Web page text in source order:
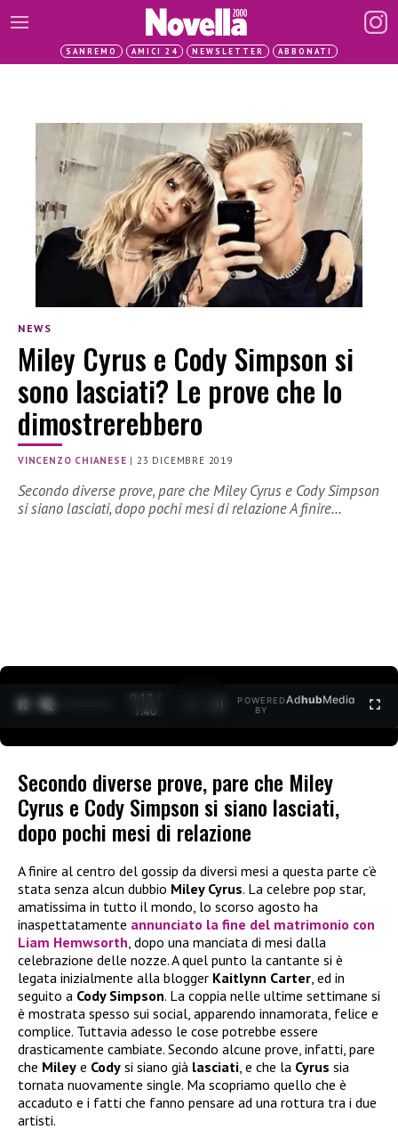
SANREMO AMICI 24 NEWSLETTER ABBONATI
NEWS
Miley Cyrus e Cody Simpson si
sono lasciati? Le prove che lo
dimostrerebbero
VINCENZO CHIANESE |23 DICEMBRE 2019
Secondo diverse prove, pare che Miley Cyrus e Cody Simpson
si siano lasciati, dopo pochi mesi di relazione A finire…
0:12 /
1:40
POWERED
BY
AdhubMedia
Secondo diverse prove, pare che Miley
Cyrus e Cody Simpson si siano lasciati,
dopo pochi mesi di relazione
A finire al centro del gossip da diversi mesi a questa parte c’è
stata senza alcun dubbio Miley Cyrus. La celebre pop star,
amatissima in tutto il mondo, lo scorso agosto ha
inaspettatamente annunciato la fine del matrimonio con
Liam Hemwsorth, dopo una manciata di mesi dalla
celebrazione delle nozze. A quel punto la cantante si è
legata inizialmente alla blogger Kaitlynn Carter, ed in
seguito a Cody Simpson. La coppia nelle ultime settimane si
è mostrata spesso sui social, apparendo innamorata, felice e
complice. Tuttavia adesso le cose potrebbe essere
drasticamente cambiate. Secondo alcune prove, infatti, pare
che Miley e Cody si siano già lasciati, e che la Cyrus sia
tornata nuovamente single. Ma scopriamo quello che è
accaduto e i fatti che fanno pensare ad una rottura tra i due
artisti.